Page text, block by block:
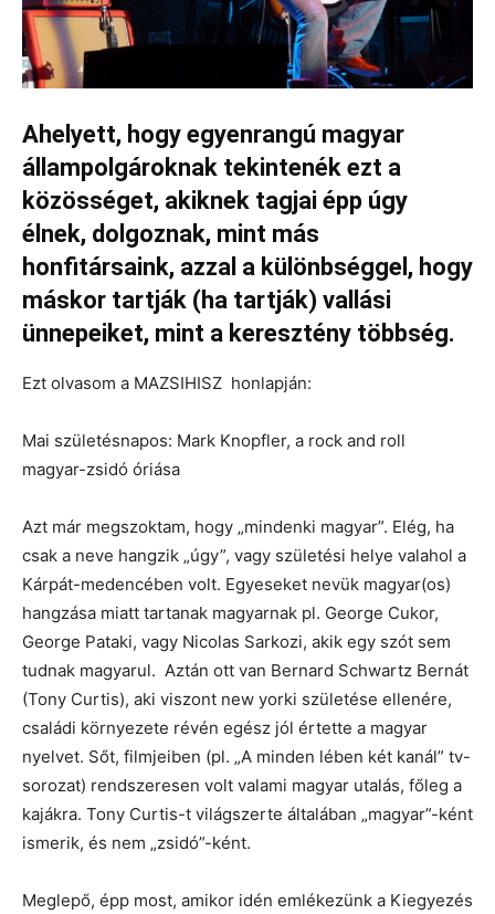
Ahelyett, hogy egyenrangú magyar
állampolgároknak tekintenék ezt a
közösséget, akiknek tagjai épp úgy
élnek, dolgoznak, mint más
honfitársaink, azzal a különbséggel, hogy
máskor tartják (ha tartják) vallási
ünnepeiket, mint a keresztény többség.
Ezt olvasom a MAZSIHISZ honlapján:
Mai születésnapos: Mark Knopfler, a rock and roll
magyar-zsidó óriása
Azt már megszoktam, hogy „mindenki magyar”. Elég, ha
csak a neve hangzik „úgy”, vagy születési helye valahol a
Kárpát-medencében volt. Egyeseket nevük magyar(os)
hangzása miatt tartanak magyarnak pl. George Cukor,
George Pataki, vagy Nicolas Sarkozi, akik egy szót sem
tudnak magyarul. Aztán ott van Bernard Schwartz Bernát
(Tony Curtis), aki viszont new yorki születése ellenére,
családi környezete révén egész jól értette a magyar
nyelvet. Sőt, filmjeiben (pl. „A minden lében két kanál” tv-
sorozat) rendszeresen volt valami magyar utalás, főleg a
kajákra. Tony Curtis-t világszerte általában „magyar”-ként
ismerik, és nem „zsidó”-ként.
Meglepő, épp most, amikor idén emlékezünk a Kiegyezés